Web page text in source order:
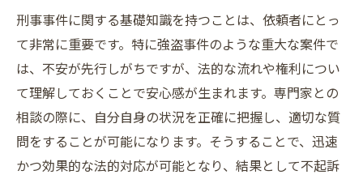
刑事事件に関する基礎知識を持つことは、依頼者にとっ
て非常に重要です。特に強盗事件のような重大な案件で
は、不安が先行しがちですが、法的な流れや権利につい
て理解しておくことで安心感が生まれます。専門家との
相談の際に、自分自身の状況を正確に把握し、適切な質
問をすることが可能になります。そうすることで、迅速
かつ効果的な法的対応が可能となり、結果として不起訴